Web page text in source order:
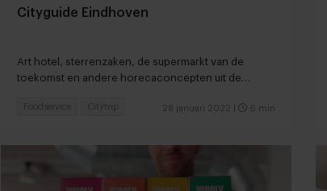
Cityguide Eindhoven
Art hotel, sterrenzaken, de supermarkt van de
toekomst en andere horecaconcepten uit de
28 januari 2022 6 min
Foodservice Citytrip